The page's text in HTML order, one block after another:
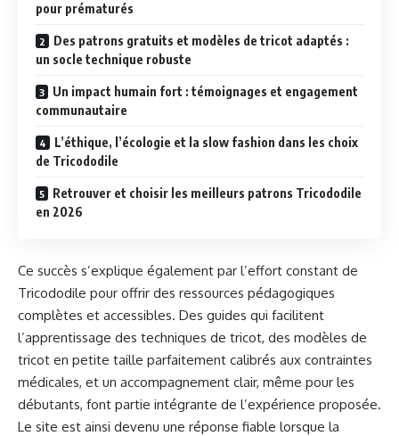
pour prématurés
Des patrons gratuits et modèles de tricot adaptés :
un socle technique robuste
Un impact humain fort : témoignages et engagement
communautaire
L’éthique, l’écologie et la slow fashion dans les choix
de Tricododile
Retrouver et choisir les meilleurs patrons Tricododile
en 2026
Ce succès s’explique également par l’effort constant de
Tricododile pour offrir des ressources pédagogiques
complètes et accessibles. Des guides qui facilitent
l’apprentissage des techniques de tricot, des modèles de
tricot en petite taille parfaitement calibrés aux contraintes
médicales, et un accompagnement clair, même pour les
débutants, font partie intégrante de l’expérience proposée.
Le site est ainsi devenu une réponse fiable lorsque la